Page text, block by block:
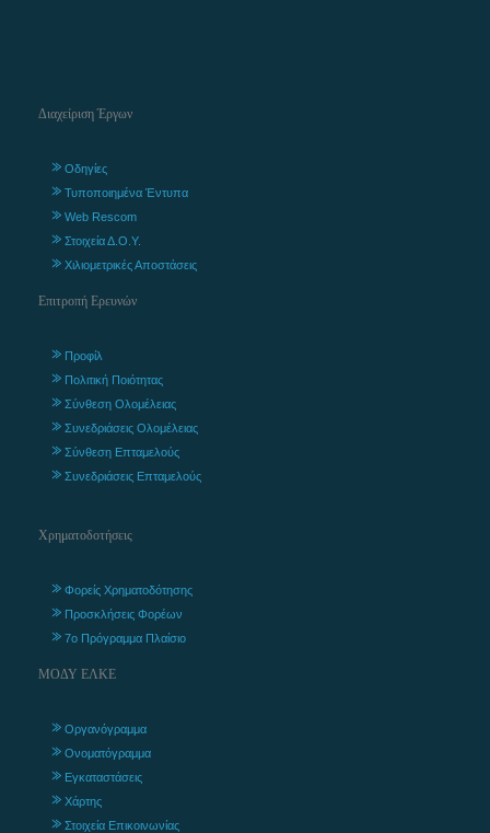
Διαχείριση Έργων
Οδηγίες
Τυποποιημένα Έντυπα
Web Rescom
Στοιχεία Δ.Ο.Υ.
Χιλιομετρικές Αποστάσεις
Επιτροπή Ερευνών
Προφίλ
Πολιτική Ποιότητας
Σύνθεση Ολομέλειας
Συνεδριάσεις Ολομέλειας
Σύνθεση Επταμελούς
Συνεδριάσεις Επταμελούς
Χρηματοδοτήσεις
Φορείς Χρηματοδότησης
Προσκλήσεις Φορέων
7ο Πρόγραμμα Πλαίσιο
ΜΟΔΥ ΕΛΚΕ
Οργανόγραμμα
Ονοματόγραμμα
Εγκαταστάσεις
Χάρτης
Στοιχεία Επικοινωνίας